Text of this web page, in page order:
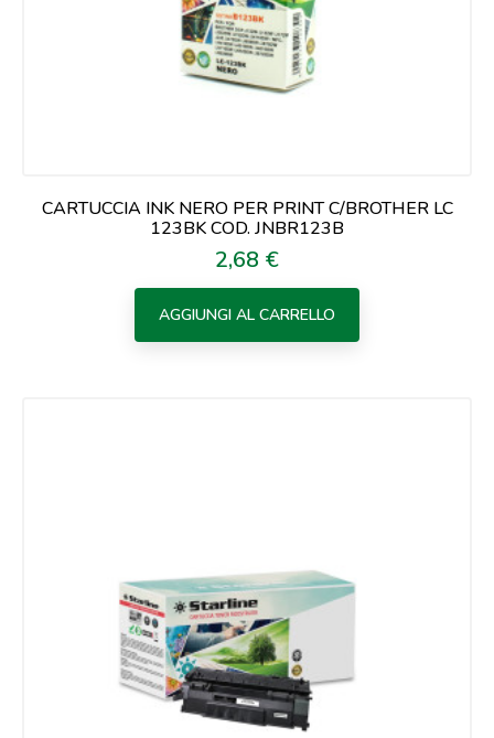
CARTUCCIA INK NERO PER PRINT C/BROTHER LC
123BK COD. JNBR123B
Prezzo
2,68 €
AGGIUNGI AL CARRELLO